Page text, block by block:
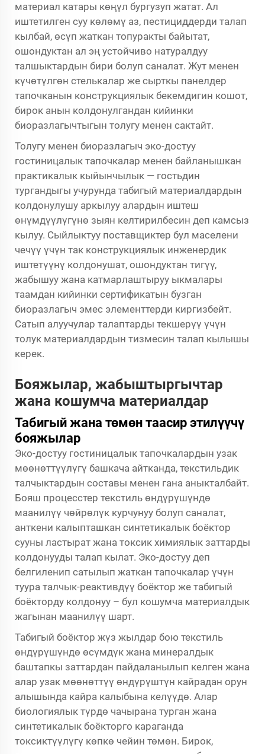
материал катары көңүл бургузуп жатат. Ал
иштетилген суу көлөмү аз, пестициддерди талап
кылбай, өсүп жаткан топуракты байытат,
ошондуктан ал эң устойчиво натуралдуу
талшыктардын бири болуп саналат. Жут менен
күчөтүлгөн стелькалар же сырткы панелдер
тапочканын конструкциялык бекемдигин кошот,
бирок анын колдонулгандан кийинки
биоразлагычтыгын толугу менен сактайт.
Толугу менен биоразлагыч эко-достуу
гостиницалык тапочкалар менен байланышкан
практикалык кыйынчылык — гостьдин
тургандыгы учурунда табигый материалдардын
колдонулушу аркылуу алардын иштеш
өнүмдүүлүгүнө зыян келтирилбесин деп камсыз
кылуу. Сыйлыктуу поставщиктер бул маселени
чечүү үчүн так конструкциялык инженердик
иштетүүнү колдонушат, ошондуктан тигүү,
жабышуу жана катмарлаштыруу ыкмалары
таамдан кийинки сертификатын бузган
биоразлагыч эмес элементтерди киргизбейт.
Сатып алуучулар талаптарды текшерүү үчүн
толук материалдардын тизмесин талап кылышы
керек.
Бояжылар, жабыштыргычтар
жана кошумча материалдар
Табигый жана төмөн таасир этилүүчү
бояжылар
Эко-достуу гостиницалык тапочкалардын узак
мөөнөттүүлүгү башкача айтканда, текстильдик
талчыктардын составы менен гана аныкталбайт.
Бояш процесстер текстиль өндүрүшүндө
маанилүү чөйрөлүк курчунуу болуп саналат,
анткени калыпташкан синтетикалык боёктор
сууны ластырат жана токсик химиялык заттарды
колдонууды талап кылат. Эко-достуу деп
белгиленип сатылып жаткан тапочкалар үчүн
туура талчык-реактивдүү боёктор же табигый
боёкторду колдонуу – бул кошумча материалдык
жагынан маанилүү шарт.
Табигый боёктор жүз жылдар бою текстиль
өндүрүшүндө өсүмдүк жана минералдык
баштапкы заттардан пайдаланылып келген жана
алар узак мөөнөттүү өндүрүштүн кайрадан орун
алышында кайра калыбына келүүдө. Алар
биологиялык түрдө чачырана турган жана
синтетикалык боёкторго караганда
токсиктүүлүгү көпкө чейин төмөн. Бирок,